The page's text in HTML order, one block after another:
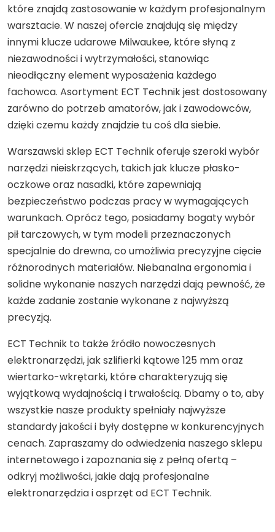
które znajdą zastosowanie w każdym profesjonalnym
warsztacie. W naszej ofercie znajdują się między
innymi klucze udarowe Milwaukee, które słyną z
niezawodności i wytrzymałości, stanowiąc
nieodłączny element wyposażenia każdego
fachowca. Asortyment ECT Technik jest dostosowany
zarówno do potrzeb amatorów, jak i zawodowców,
dzięki czemu każdy znajdzie tu coś dla siebie.
Warszawski sklep ECT Technik oferuje szeroki wybór
narzędzi nieiskrzących, takich jak klucze płasko-
oczkowe oraz nasadki, które zapewniają
bezpieczeństwo podczas pracy w wymagających
warunkach. Oprócz tego, posiadamy bogaty wybór
pił tarczowych, w tym modeli przeznaczonych
specjalnie do drewna, co umożliwia precyzyjne cięcie
różnorodnych materiałów. Niebanalna ergonomia i
solidne wykonanie naszych narzędzi dają pewność, że
każde zadanie zostanie wykonane z najwyższą
precyzją.
ECT Technik to także źródło nowoczesnych
elektronarzędzi, jak szlifierki kątowe 125 mm oraz
wiertarko-wkrętarki, które charakteryzują się
wyjątkową wydajnością i trwałością. Dbamy o to, aby
wszystkie nasze produkty spełniały najwyższe
standardy jakości i były dostępne w konkurencyjnych
cenach. Zapraszamy do odwiedzenia naszego sklepu
internetowego i zapoznania się z pełną ofertą –
odkryj możliwości, jakie dają profesjonalne
elektronarzędzia i osprzęt od ECT Technik.